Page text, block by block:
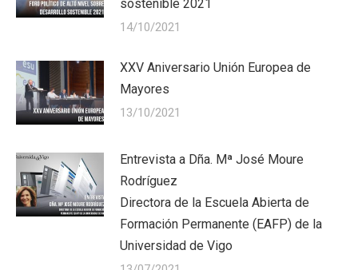
sostenible 2021
14/10/2021
XXV Aniversario Unión Europea de
Mayores
13/10/2021
Entrevista a Dña. Mª José Moure
Rodríguez
Directora de la Escuela Abierta de
Formación Permanente (EAFP) de la
Universidad de Vigo